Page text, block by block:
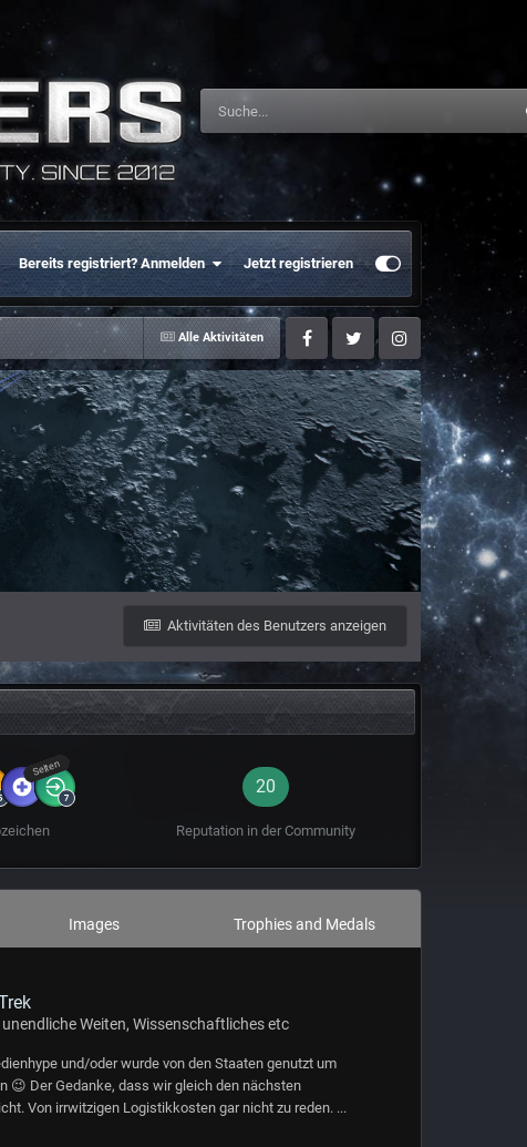
Bereits registriert? Anmelden Jetzt registrieren
Alle Aktivitäten
FacebookTwitter Instagram
Aktivitäten des Benutzers anzeigen
Selten
20
Reputation in der Community
Images Trophies and Medals
Weiten, Wissenschaftliches etc
und/oder wurde von den Staaten genutzt um
😉 Der Gedanke, dass wir gleich den nächsten
Von irrwitzigen Logistikkosten gar nicht zu reden. ...